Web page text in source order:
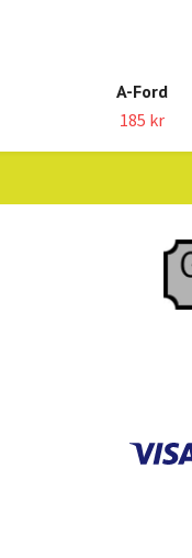
A-Ford
185 kr